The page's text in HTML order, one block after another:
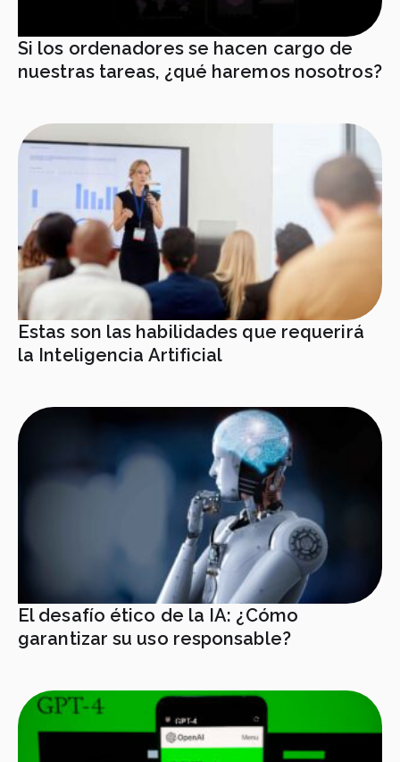
Si los ordenadores se hacen cargo de
nuestras tareas, ¿qué haremos nosotros?
Estas son las habilidades que requerirá
la Inteligencia Artificial
El desafío ético de la IA: ¿Cómo
garantizar su uso responsable?